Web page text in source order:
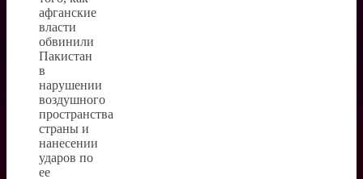
афганские
власти
обвинили
Пакистан
в
нарушении
воздушного
пространства
страны и
нанесении
ударов по
ее